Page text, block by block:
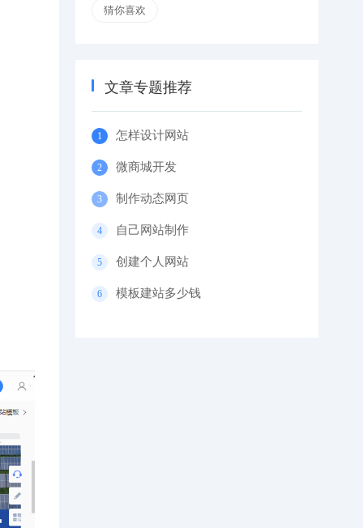
猜你喜欢
文章专题推荐
怎样设计网站
微商城开发
制作动态网页
自己网站制作
创建个人网站
模板建站多少钱